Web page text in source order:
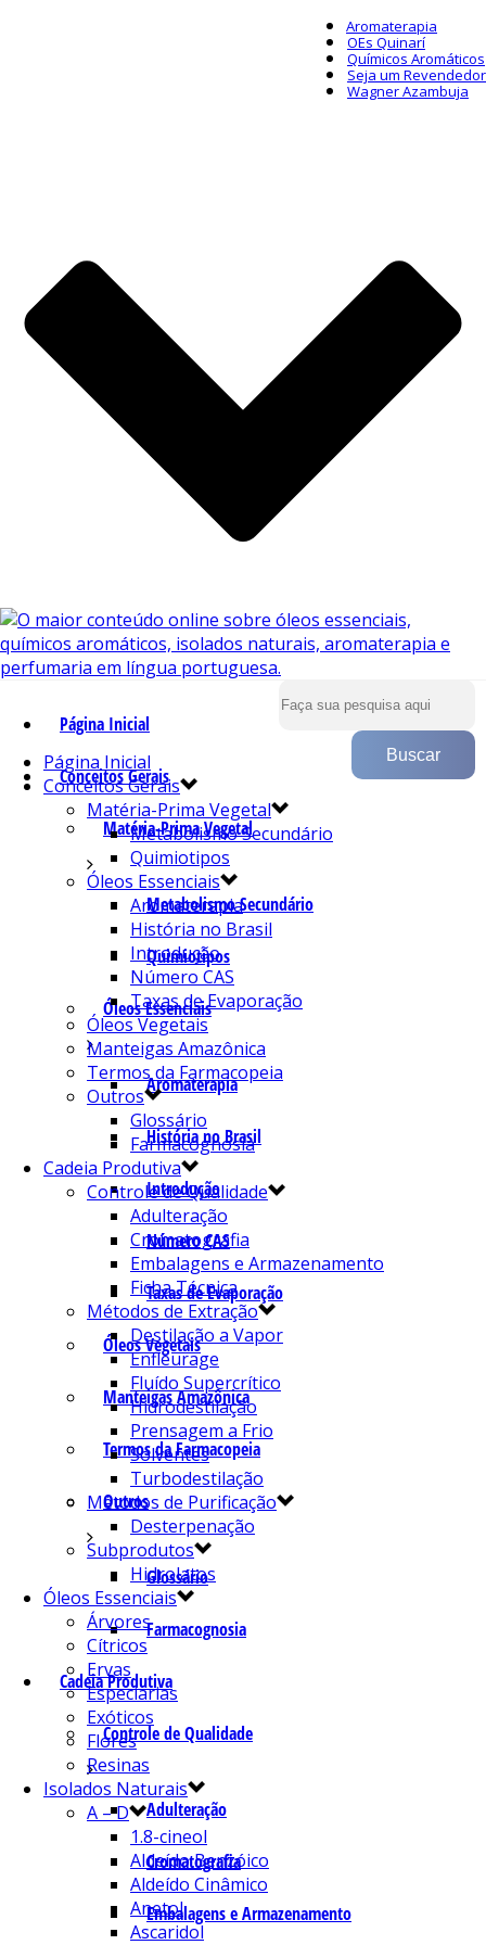
Aromaterapia
OEs Quinarí
Químicos Aromáticos
Seja um Revendedor
Wagner Azambuja
Página Inicial
Conceitos Gerais
Matéria-Prima Vegetal
Metabolismo Secundário
Quimiotipos
Óleos Essenciais
Aromaterapia
História no Brasil
Introdução
Número CAS
Taxas de Evaporação
Óleos Vegetais
Manteigas Amazônica
Termos da Farmacopeia
Outros
Glossário
Farmacognosia
Cadeia Produtiva
Controle de Qualidade
Adulteração
Cromatografia
Embalagens e Armazenamento
Página Inicial
Conceitos Gerais
Matéria-Prima Vegetal
Metabolismo Secundário
Quimiotipos
Óleos Essenciais
Aromaterapia
História no Brasil
Introdução
Número CAS
Taxas de Evaporação
Óleos Vegetais
Manteigas Amazônica
Termos da Farmacopeia
Outros
Glossário
Farmacognosia
Cadeia Produtiva
Controle de Qualidade
Adulteração
Cromatografia
Embalagens e Armazenamento
Ficha Técnica
Métodos de Extração
Destilação a Vapor
Enfleurage
Fluído Supercrítico
Hidrodestilação
Prensagem a Frio
Solventes
Turbodestilação
Métodos de Purificação
Desterpenação
Subprodutos
Hidrolatos
Óleos Essenciais
Árvores
Cítricos
Ervas
Especiarias
Exóticos
Flores
Resinas
Isolados Naturais
A – D
1.8-cineol
Aldeído Benzóico
Aldeído Cinâmico
Anetol
Ascaridol